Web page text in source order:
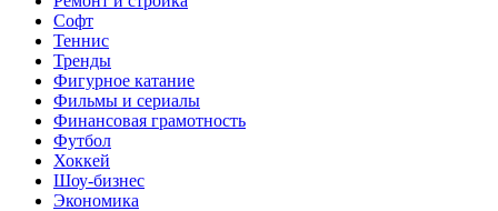
Софт
Теннис
Тренды
Фигурное катание
Фильмы и сериалы
Финансовая грамотность
Футбол
Хоккей
Шоу-бизнес
Экономика